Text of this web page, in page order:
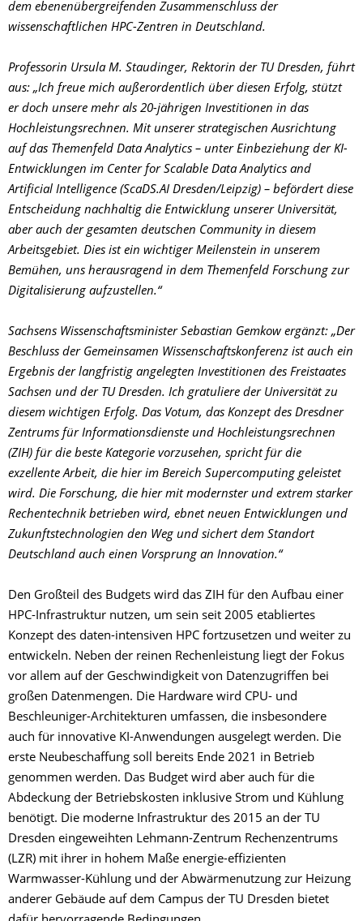
dem ebenenübergreifenden Zusammenschluss der
wissenschaftlichen HPC-Zentren in Deutschland.
Professorin Ursula M. Staudinger, Rektorin der TU Dresden, führt
aus: „Ich freue mich außerordentlich über diesen Erfolg, stützt
er doch unsere mehr als 20-jährigen Investitionen in das
Hochleistungsrechnen. Mit unserer strategischen Ausrichtung
auf das Themenfeld Data Analytics – unter Einbeziehung der KI-
Entwicklungen im Center for Scalable Data Analytics and
Artificial Intelligence (ScaDS.AI Dresden/Leipzig) – befördert diese
Entscheidung nachhaltig die Entwicklung unserer Universität,
aber auch der gesamten deutschen Community in diesem
Arbeitsgebiet. Dies ist ein wichtiger Meilenstein in unserem
Bemühen, uns herausragend in dem Themenfeld Forschung zur
Digitalisierung aufzustellen.“
Sachsens Wissenschaftsminister Sebastian Gemkow ergänzt: „Der
Beschluss der Gemeinsamen Wissenschaftskonferenz ist auch ein
Ergebnis der langfristig angelegten Investitionen des Freistaates
Sachsen und der TU Dresden. Ich gratuliere der Universität zu
diesem wichtigen Erfolg. Das Votum, das Konzept des Dresdner
Zentrums für Informationsdienste und Hochleistungsrechnen
(ZIH) für die beste Kategorie vorzusehen, spricht für die
exzellente Arbeit, die hier im Bereich Supercomputing geleistet
wird. Die Forschung, die hier mit modernster und extrem starker
Rechentechnik betrieben wird, ebnet neuen Entwicklungen und
Zukunftstechnologien den Weg und sichert dem Standort
Deutschland auch einen Vorsprung an Innovation.“
Den Großteil des Budgets wird das ZIH für den Aufbau einer
HPC-Infrastruktur nutzen, um sein seit 2005 etabliertes
Konzept des daten-intensiven HPC fortzusetzen und weiter zu
entwickeln. Neben der reinen Rechenleistung liegt der Fokus
vor allem auf der Geschwindigkeit von Datenzugriffen bei
großen Datenmengen. Die Hardware wird CPU- und
Beschleuniger-Architekturen umfassen, die insbesondere
auch für innovative KI-Anwendungen ausgelegt werden. Die
erste Neubeschaffung soll bereits Ende 2021 in Betrieb
genommen werden. Das Budget wird aber auch für die
Abdeckung der Betriebskosten inklusive Strom und Kühlung
benötigt. Die moderne Infrastruktur des 2015 an der TU
Dresden eingeweihten Lehmann-Zentrum Rechenzentrums
(LZR) mit ihrer in hohem Maße energie-effizienten
Warmwasser-Kühlung und der Abwärmenutzung zur Heizung
anderer Gebäude auf dem Campus der TU Dresden bietet